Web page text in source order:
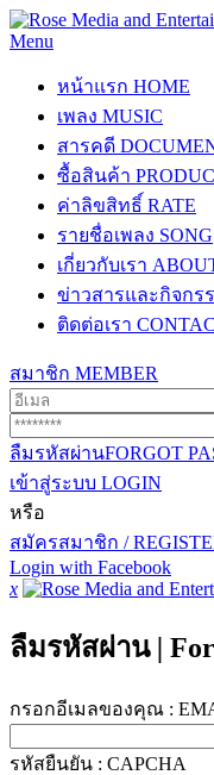
Menu
หน้าแรก HOME
เพลง MUSIC
สารคดี
ซื้อสินค้า
ค่าลิขสิทธิ์ RATE
รายชื่อเพลง SONG
เกี่ยวกับเรา
ข่าวสารและกิจกร
ติดต่อเรา
สมาชิก MEMBER
ลืมรหัสผ่านFORGOT
เข้าสู่ระบบ LOGIN
หรือ
สมัครสมาชิก /
Login with Facebook
x
ลืมรหัสผ่าน |
กรอกอีเมลของคุณ :
รหัสยืนยัน : CAPCHA